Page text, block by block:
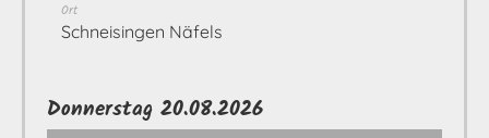
Ort
Schneisingen Näfels
Donnerstag 20.08.2026